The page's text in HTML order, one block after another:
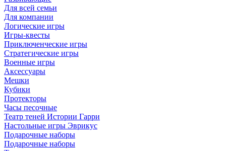
Для всей семьи
Для компании
Логические игры
Игры-квесты
Приключенческие игры
Стратегические игры
Военные игры
Аксессуары
Мешки
Кубики
Протекторы
Часы песочные
Театр теней Истории Гарри
Настольные игры Эврикус
Подарочные наборы
Подарочные наборы